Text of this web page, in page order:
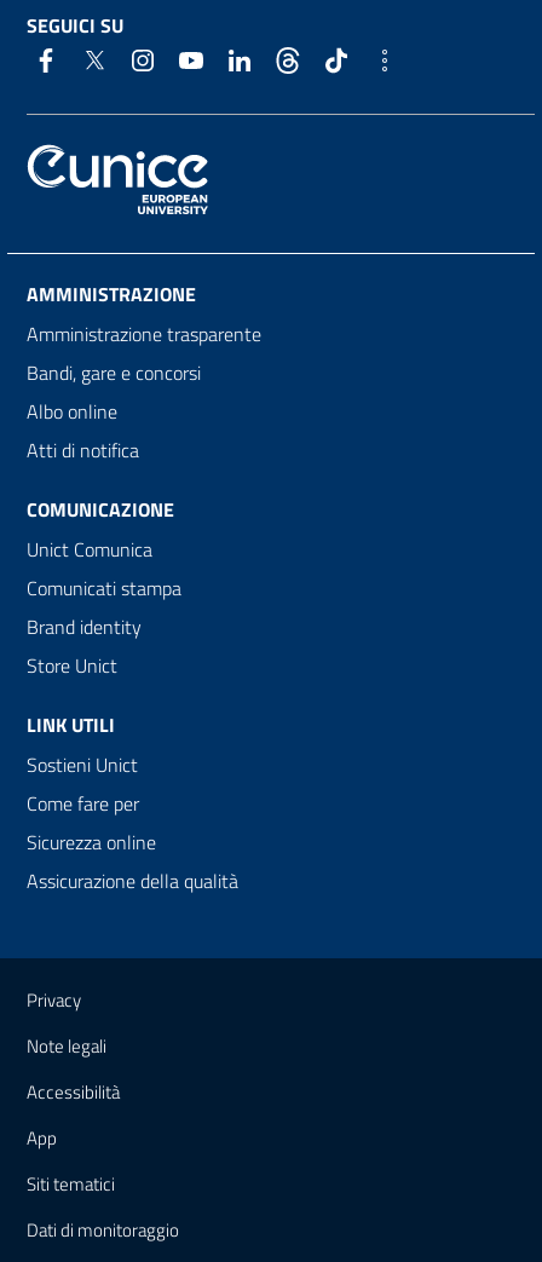
SEGUICI SU
AMMINISTRAZIONE
Amministrazione trasparente
Bandi, gare e concorsi
Albo online
Atti di notifica
COMUNICAZIONE
Unict Comunica
Comunicati stampa
Brand identity
Store Unict
LINK UTILI
Sostieni Unict
Come fare per
Sicurezza online
Assicurazione della qualità
Link e informazioni utili
Privacy
Note legali
Accessibilità
App
Siti tematici
Dati di monitoraggio